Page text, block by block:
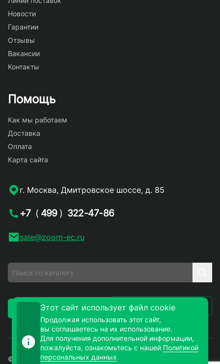
Новости
Гарантии
Отзывы
Вакансии
Контакты
Помощь
Как мы работаем
Доставка
Оплата
Карта сайта
г. Москва, Дмитровское шоссе, д. 85
+7 ( 499 ) 322-47-86
sale@zoom-ec.ru
Заказать звонок Написать письмо
© 2026. ЗУМ-СМД – продажа электронных компонентов
Этот сайт использует файл cookie
Продолжая использовать этот сайт,
вы соглашаетесь на их использование.
Для получения дополнительной информации,
пожалуйста, ознакомьтесь с нашей Политикой
персональных данных